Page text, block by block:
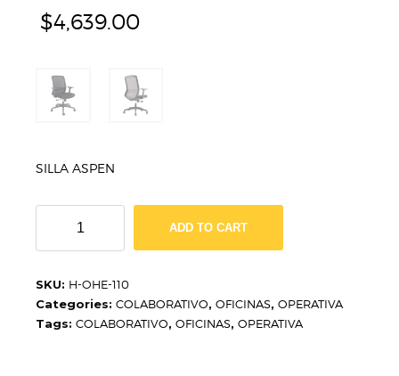
$4,639.00
SILLA ASPEN
H-
110
quantity
ADD TO CART
SKU: H-OHE-110
Categories: COLABORATIVO, OFICINAS, OPERATIVA
Tags: COLABORATIVO, OFICINAS, OPERATIVA